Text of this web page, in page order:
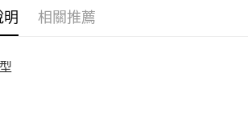
明 相關推薦